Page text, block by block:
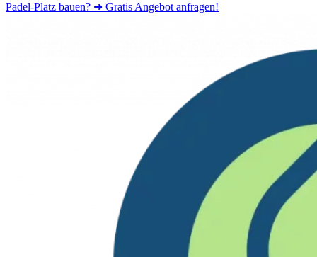
Padel-Platz bauen? ➜ Gratis Angebot anfragen!